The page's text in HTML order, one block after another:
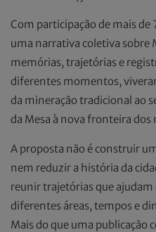
Com participação de mais
uma narrativa coletiva sobre
memórias, trajetórias e
diferentes momentos,
da mineração tradicional ao
da Mesa à nova fronteira
A proposta não é construir
nem reduzir a história da
reunir trajetórias que ajudam
diferentes áreas, tempos e
Mais do que uma publicação